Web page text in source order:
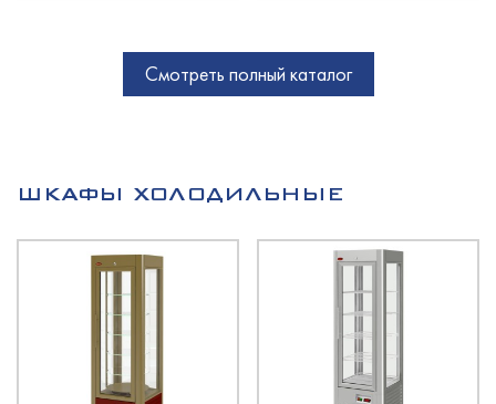
Смотреть полный каталог
ШКАФЫ ХОЛОДИЛЬНЫЕ